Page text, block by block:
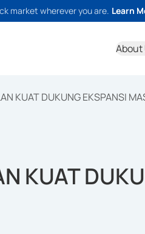
market wherever you are. Learn
About
KUAT DUKUNG EKSPANSI
KUAT